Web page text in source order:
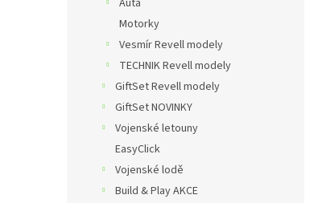
Auta
Motorky
Vesmír Revell modely
TECHNIK Revell modely
GiftSet Revell modely
GiftSet NOVINKY
Vojenské letouny
EasyClick
Vojenské lodě
Build & Play AKCE